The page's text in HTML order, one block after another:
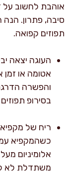
אוהבת לחשוב על
סיבה, פתרון.
תפוזים קפואה.
העוגה יצאה
אטומה או זמן
והפשרה
בסירופ
ריח של
כשהמקפיא
אלומיניום
משתדלת לא